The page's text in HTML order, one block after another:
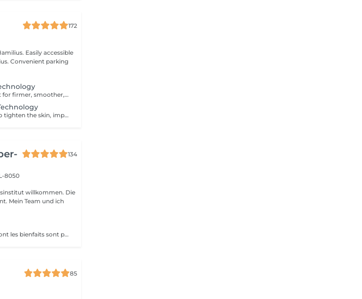
172
A powerful collagen-stimulating treatment for firmer, smoother, and visibly rejuvenated skin. A non-invasive RadioFrequency treatment designed to tighten the skin, improve elasticity, and stimulate natural collagen production for a firmer, more lifted appearance. At GlowLab, we use the original EndyMed® system a clinically proven, medical-grade technology known for its deep, controlled dermal heating and safe, effective skin tightening results without downtime. This treatment works by delivering focused radiofrequency energy into the deeper layers of the skin, activating collagen remodeling and improving skin structure from within. AVAILABLE TREATMENT AREAS: - EYES targeted treatment for the delicate eye area to smooth fine lines and improve skin firmness. - DOUBLE CHIN improves jawline definition and reduces skin laxity in the submental area. - FACE + EYES enhances overall skin firmness, smooths texture, and softens fine lines. - FACE + EYES + NECK comprehensive lifting treatment to improve elasticity and restore a firmer, more youthful appearance. - FACE + EYES + NECK + NECKLINE full rejuvenation protocol for maximum skin tightening and overall skin quality improvement. INDICATIONS: - Loss of skin firmness and elasticity - Fine lines and early wrinkles - Mild to moderate skin laxity - Dull or tired-looking skin - Loss of definition in jawline or neck area CONTRAINDICATIONS: - Pregnancy and breastfeeding - Pacemaker or metal implants in the treatment area - Active skin infections or inflammation - Severe skin conditions - Recent aggressive aesthetic procedures AFTERCARE & RECOMMENDATIONS: - Avoid excessive heat exposure (sauna, hot baths) for 2448 hours - Keep the skin well hydrated - Use daily SPF protection - Maintain a consistent treatment schedule for best results A course of 6 sessions is recommended: the first 4 sessions performed weekly, followed by 2 sessions every 2 weeks for optimal and long-lasting results.
A non-invasive body treatment designed to tighten the skin, improve elasticity, and enhance body contours using advanced radiofrequency technology. At GlowLab, we use the original EndyMed® system a clinically proven, medical-grade technology that delivers controlled thermal energy into the deeper layers of the skin, stimulating collagen production and improving skin structure from within. This treatment helps to firm the skin, improve tone, and visibly refine body contours, making it ideal for areas affected by skin laxity or loss of firmness. TREATMENT OPTIONS: - 30 minutes targeted treatment for smaller areas such as arms, inner thighs, or localized zones. - 45 minutes extended treatment for medium areas or combined zones. - 60 minutes comprehensive treatment for larger areas, including abdomen, thighs, or full contouring focus. INDICATIONS: - Loss of skin firmness and elasticity - Skin laxity (post-weight loss or postpartum) - Uneven skin texture - Decreased skin tone - Body contour refinement CONTRAINDICATIONS: - Pregnancy and breastfeeding - Pacemaker or metal implants in the treatment area - Active skin infections or inflammation - Severe skin conditions AFTERCARE & RECOMMENDATIONS: - Stay well hydrated to support metabolic processes - Avoid excessive heat exposure (sauna, hot baths) for 2448 hours - Maintain a consistent treatment schedule - Combine with a healthy lifestyle for optimal results A comfortable, no-downtime solution for firmer, smoother, and more sculpted body contours. A course of 6-8 sessions is recommended, performed weekly for optimal and long-lasting results.
134
8050
willkommen. Die
Mein Team und ich
La cryothérapie propose un effet antiâge dont les bienfaits sont particulièrement tangibles: Raffermissement des tissus Réduction des rides Effacement du double menton
85